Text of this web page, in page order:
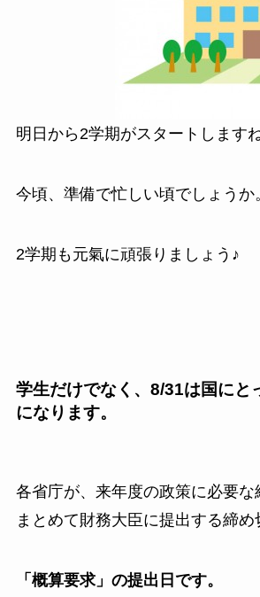
明日から2学期がスタートしますね
今頃、準備で忙しい頃でしょうか
2学期も元氣に頑張りましょう♪
学生だけでなく、8/31は国にと
になります。
各省庁が、来年度の政策に必要な
まとめて財務大臣に提出する締め
「概算要求」の提出日です。